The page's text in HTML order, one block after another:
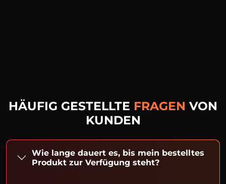
HÄUFIG GESTELLTE FRAGEN VON
KUNDEN
Wie lange dauert es, bis mein bestelltes
Produkt zur Verfügung steht?